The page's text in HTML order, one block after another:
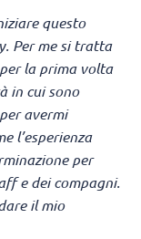
questo
Per me si tratta
la prima volta
in cui sono
avermi
l’esperienza
per
e dei compagni.
il mio